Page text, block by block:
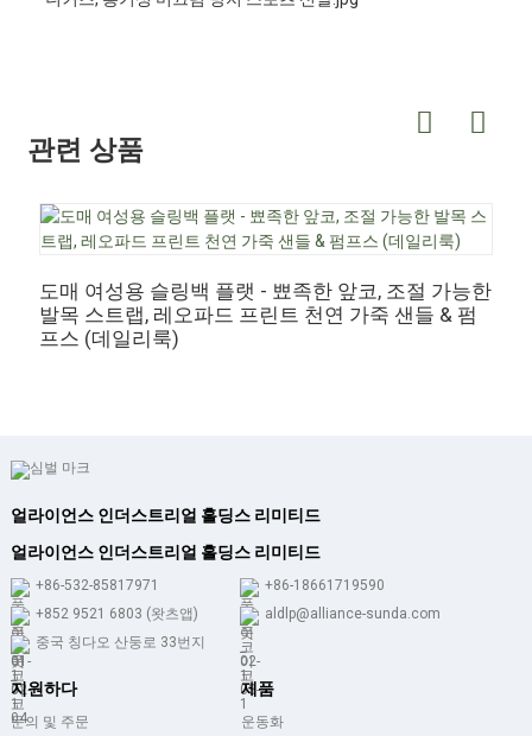
관련 상품
도매 여성용 슬링백 플랫 - 뾰족한 앞코, 조절 가능한
발목 스트랩, 레오파드 프린트 천연 가죽 샌들 & 펌
프스 (데일리룩)
얼라이언스 인더스트리얼 홀딩스 리미티드
얼라이언스 인더스트리얼 홀딩스 리미티드
+86-532-85817971
+86-18661719590
+852 9521 6803 (왓츠앱)
aldlp@alliance-sunda.com
중국 칭다오 산둥로 33번지
지원하다
문의 및 주문
제품
운동화